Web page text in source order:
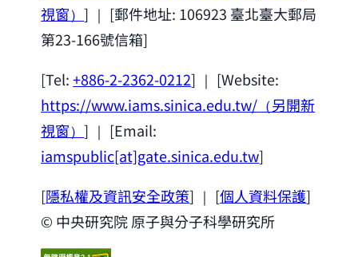
視窗）] ｜ [郵件地址: 106923 臺北臺大郵局
第23-166號信箱]
[Tel:+886-2-2362-0212] ｜ [Website:
https://www.iams.sinica.edu.tw/ （另開新
視窗）] ｜ [Email:
iamspublic[at]gate.sinica.edu.tw]
[隱私權及資訊安全政策] ｜ [個人資料保護]
© 中央研究院 原子與分子科學研究所